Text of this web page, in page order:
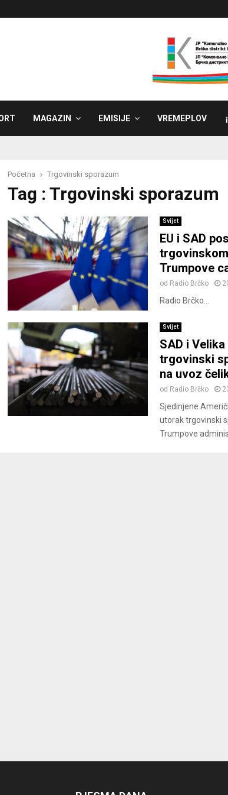
MAGAZIN EMISIJE VREMEPLOV
Početna Trgovinski sporazum
Tag : Trgovinski sporazum
Svijet
EU i SAD
Trumpove
od Radio Brčko
Radio Brčko...
Svijet
SAD i
trgovinski
na uvoz
od Radio Brčko
Sjedinjene
utorak trgovinski
Trumpove